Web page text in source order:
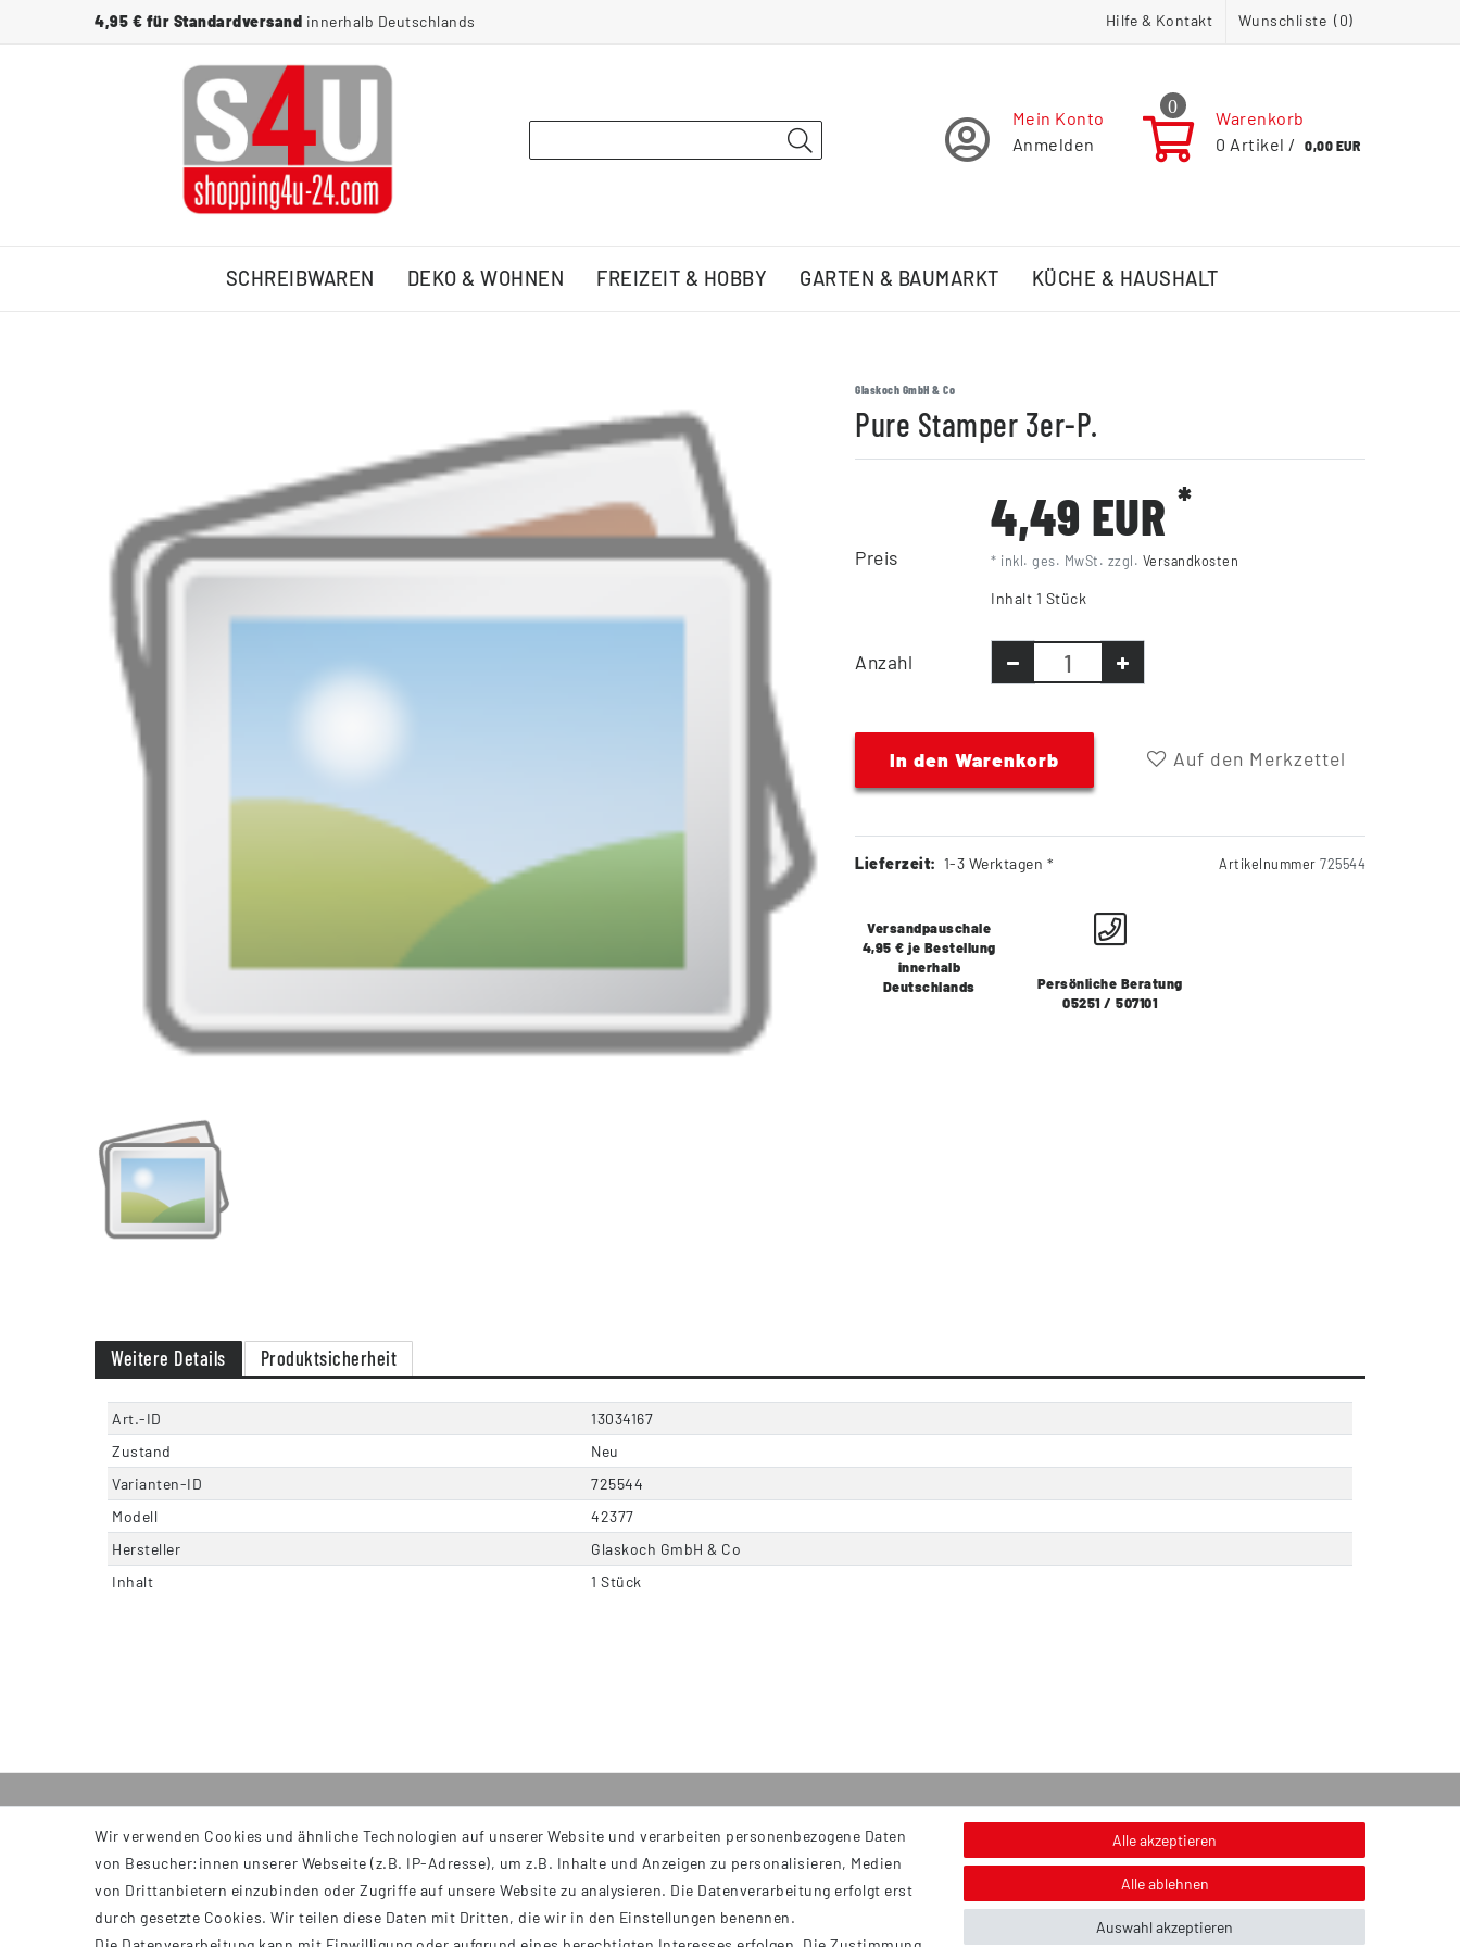
4,95 € für Standardversand innerhalb Deutschlands Hilfe & Kontakt Wunschliste (0)
Mein Konto
Anmelden
0
Warenkorb
0 Artikel / 0,00 EUR
SCHREIBWAREN DEKO & WOHNEN FREIZEIT & HOBBY GARTEN & BAUMARKT KÜCHE & HAUSHALT
Glaskoch GmbH & Co
Pure Stamper 3er-P.
Preis
4,49 EUR *
* inkl. ges. MwSt. zzgl. Versandkosten
Inhalt 1 Stück
Anzahl
In den Warenkorb Auf den Merkzettel
Lieferzeit: 1-3 Werktagen * Artikelnummer 725544
Versandpauschale
4,95 € je Bestellung
innerhalb
Deutschlands
Persönliche Beratung
05251 / 507101
Weitere Details Produktsicherheit
Art.-ID
13034167
Zustand
Neu
Varianten-ID
725544
Modell
42377
Hersteller
Glaskoch GmbH & Co
Inhalt
1 Stück
INFORMATIONEN
AGB
Impressum
Service
Kontakt
Versand
Hinweis zur Entsorgung von Altbatterien & Altöl
Bildnachweis
Wir verwenden Cookies und ähnliche Technologien auf unserer Website und verarbeiten personenbezogene Daten
von Besucher:innen unserer Webseite (z.B. IP-Adresse), um z.B. Inhalte und Anzeigen zu personalisieren, Medien
von Drittanbietern einzubinden oder Zugriffe auf unsere Website zu analysieren. Die Datenverarbeitung erfolgt erst
durch gesetzte Cookies. Wir teilen diese Daten mit Dritten, die wir in den Einstellungen benennen.
Alle akzeptieren
Alle ablehnen
Auswahl akzeptieren